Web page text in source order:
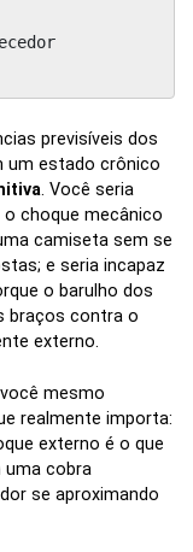
previsíveis dos
um estado crônico
. Você seria
choque mecânico
camiseta sem se
e seria incapaz
o barulho dos
braços contra o
externo.
mesmo
realmente importa:
externo é o que
cobra
se aproximando